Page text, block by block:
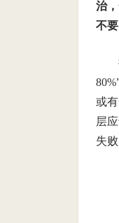
治
不
80%
或
层
失